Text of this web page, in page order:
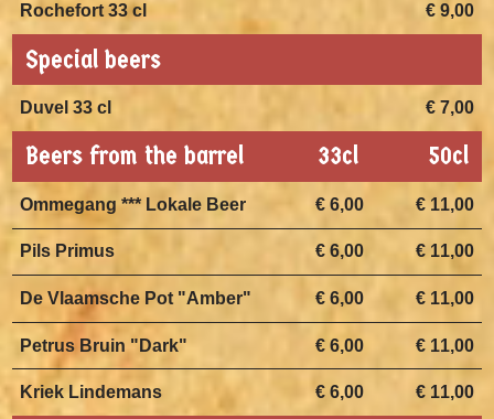
€ 9,00
Rochefort 33 cl
Special beers
€ 7,00
Duvel 33 cl
Beers from the barrel 50cl
33cl
€ 11,00
€ 6,00
Ommegang *** Lokale Beer
€ 11,00
€ 6,00
Pils Primus
€ 11,00
€ 6,00
De Vlaamsche Pot "Amber"
€ 11,00
€ 6,00
Petrus Bruin "Dark"
€ 11,00
€ 6,00
Kriek Lindemans